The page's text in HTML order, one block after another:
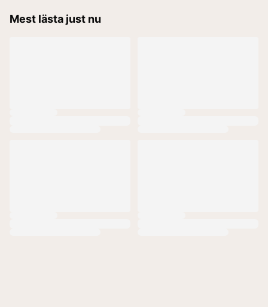
Mest lästa just nu